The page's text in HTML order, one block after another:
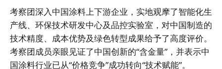
考察团深入中国涂料上下游企业，实地观摩了智能化生
产线、环保技术研发中心及品控实验室，对中国制造的
技术精度、成本优势及绿色转型成果给予了高度评价。
考察团成员亲眼见证了中国创新的“含金量”，并表示中
国涂料行业已从“价格竞争”成功转向“技术赋能”。